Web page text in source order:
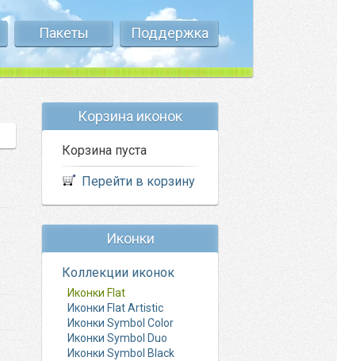
Пакеты Поддержка
Корзина иконок
Корзина пуста
Перейти в корзину
Иконки
Коллекции иконок
Иконки Flat
Иконки Flat Artistic
Иконки Symbol Color
Иконки Symbol Duo
Иконки Symbol Black